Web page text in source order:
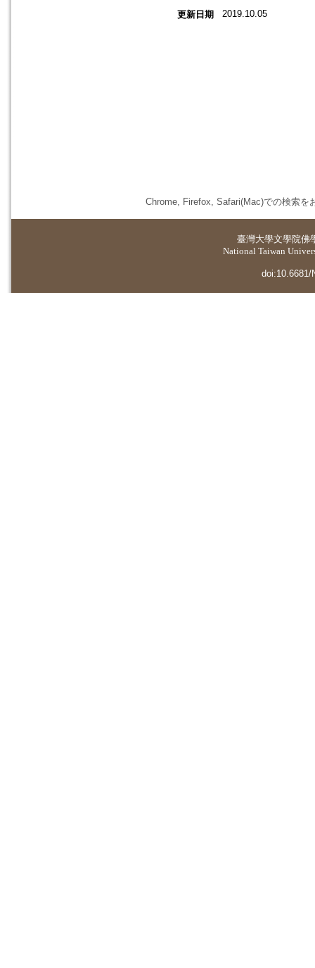
更新日期 2019.10.05
Chrome, Firefox, Safari(Mac)での検索を
臺灣大學文學院佛
National Taiwan
doi:10.6681/